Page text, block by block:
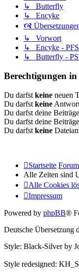
↳ Butterfly
↳ Encyke
🙧
↳ Vorwort
↳ Encyke - PFS
↳ Butterfly -
Berechtigungen
Du darfst keine neuen
Du darfst keine
Du darfst deine
Du darfst deine
Du darfst keine
Startseite Forum
Alle Zeiten sind
Alle Cookies
Impressum
Powered by phpBB®
Deutsche Übersetzung
Style: Black-Silver by
Style redesigned: